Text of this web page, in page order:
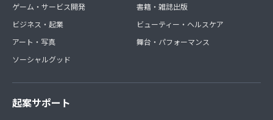
ゲーム・サービス開発
ビジネス・起業
アート・写真
ソーシャルグッド
書籍・雑誌出版
ビューティー・ヘルスケア
舞台・パフォーマンス
起案サポート